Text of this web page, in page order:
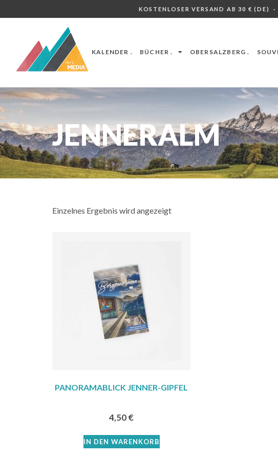
KOSTENLOSER VERSAND AB 30 € (DE) ·
KALENDER . BÜCHER . OBERSALZBERG .
JENNERALM
Einzelnes Ergebnis wird angezeigt
PANORAMABLICK JENNER-GIPFEL
4,50€
IN DEN WARENKORB